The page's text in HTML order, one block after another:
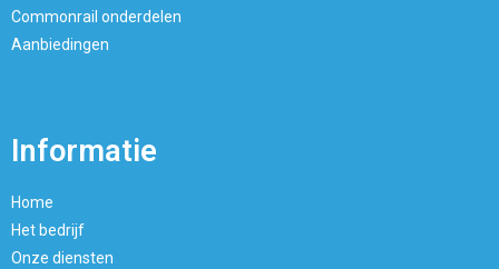
Commonrail onderdelen
Aanbiedingen
Informatie
Home
Het bedrijf
Onze diensten